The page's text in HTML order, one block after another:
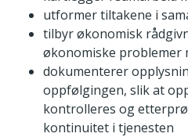
utformer tiltakene i
tilbyr økonomisk
økonomiske problemer
dokumenterer
oppfølgingen, slik at
kontrolleres og
kontinuitet i tjenesten